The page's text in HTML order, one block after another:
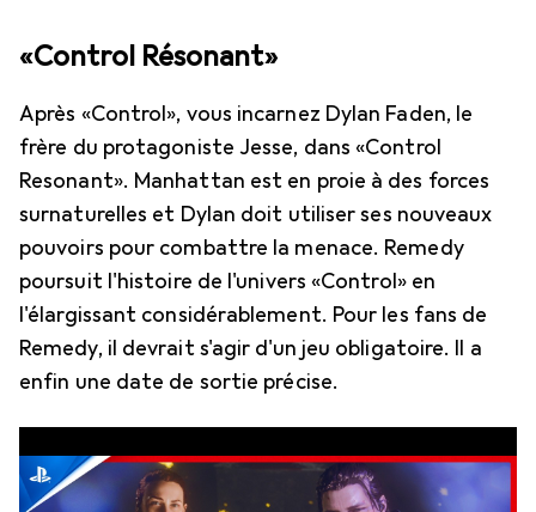
«Control Résonant»
Après «Control», vous incarnez Dylan Faden, le
frère du protagoniste Jesse, dans «Control
Resonant». Manhattan est en proie à des forces
surnaturelles et Dylan doit utiliser ses nouveaux
pouvoirs pour combattre la menace. Remedy
poursuit l'histoire de l'univers «Control» en
l'élargissant considérablement. Pour les fans de
Remedy, il devrait s'agir d'un jeu obligatoire. Il a
enfin une date de sortie précise.